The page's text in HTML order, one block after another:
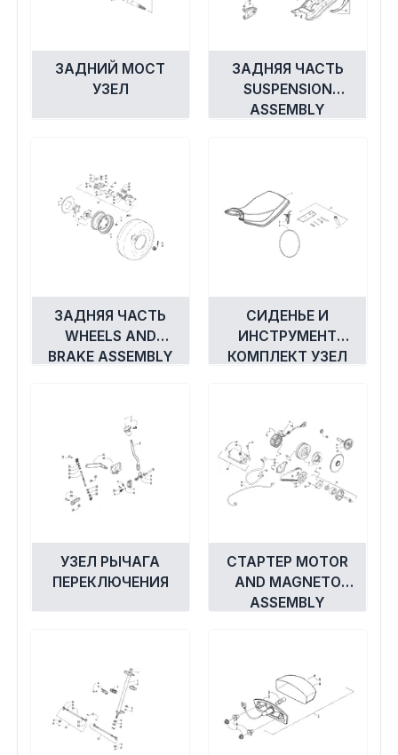
ЗАДНИЙ МОСТ
УЗЕЛ
ЗАДНЯЯ ЧАСТЬ
SUSPENSION
ASSEMBLY
ЗАДНЯЯ ЧАСТЬ
WHEELS AND
BRAKE ASSEMBLY
СИДЕНЬЕ И
ИНСТРУМЕНТ
КОМПЛЕКТ УЗЕЛ
УЗЕЛ РЫЧАГА
ПЕРЕКЛЮЧЕНИЯ
СТАРТЕР MOTOR
AND MAGNETO
ASSEMBLY